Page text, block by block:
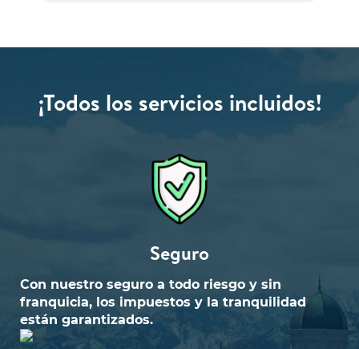
¡Todos los servicios incluidos!
Seguro
Con nuestro seguro a todo riesgo y sin
franquicia, los impuestos y la tranquilidad
están garantizados.